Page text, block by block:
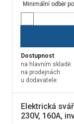
Minimální odběr
Dostupnost
na hlavním skladě:
na prodejnách:
u dodavatele:
Elektrická
230V, 160A,